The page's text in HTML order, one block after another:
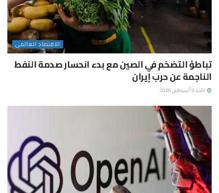
الاقتصاد العالمى
تباطؤ التضخم في الصين مع بدء انحسار صدمة النفط
الناجمة عن حرب إيران
الأحد 9 أغسطس 2026